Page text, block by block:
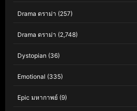
Drama ดราม่า (257)
Drama ดราม่า (2,748)
Dystopian (36)
Emotional (335)
Epic มหากาพย์ (9)